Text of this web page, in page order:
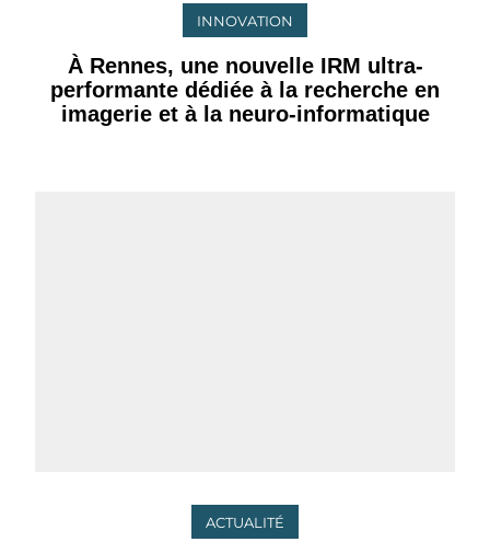
INNOVATION
À Rennes, une nouvelle IRM ultra-
performante dédiée à la recherche en
imagerie et à la neuro-informatique
ACTUALITÉ